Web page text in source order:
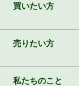
買いたい方
売りたい方
私たちのこと